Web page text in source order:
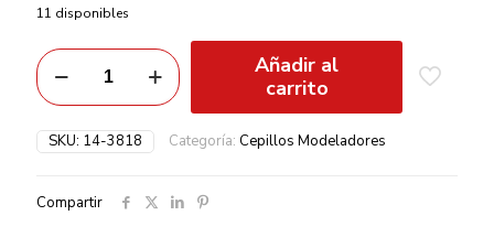
11 disponibles
Añadir al
carrito
SKU: 14-3818 Categoría: Cepillos Modeladores
Compartir